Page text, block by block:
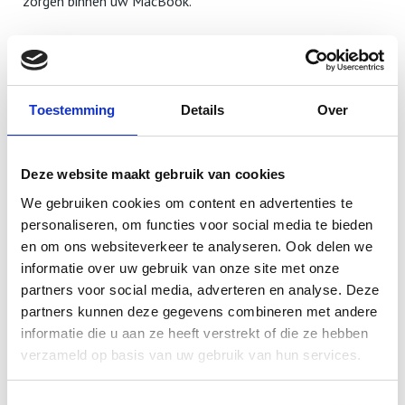
Toestemming Details Over
Deze website maakt gebruik van cookies
We gebruiken cookies om content en advertenties te
personaliseren, om functies voor social media te bieden
en om ons websiteverkeer te analyseren. Ook delen we
informatie over uw gebruik van onze site met onze
partners voor social media, adverteren en analyse. Deze
partners kunnen deze gegevens combineren met andere
informatie die u aan ze heeft verstrekt of die ze hebben
verzameld op basis van uw gebruik van hun services.
MacBook Pro A1989 13 inch models zijn ook bekend bij
Apple
MacBook Pro (13-inch, 2019, Four Thunderbolt 3 ports)
MacBook Pro A1989 13 inch
Scherm Reparatie in Rotterdam
Voor een snelle en professionele reparatie aan uw
MacBook Pro A1989 13 inch kunt u terecht bij Mac Kliniek.
Voor een reparatie aan een kapotte scherm kunt u in de
meeste gevallen binnen 1 dag worden geholpen.